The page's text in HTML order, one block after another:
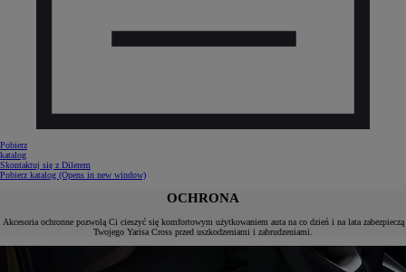
Pobierz
katalog
Skontaktuj się z Dilerem
Pobierz katalog (Opens in new window)
OCHRONA
Akcesoria ochronne pozwolą Ci cieszyć się komfortowym użytkowaniem auta na co dzień i na lata zabezpieczą
Twojego Yarisa Cross przed uszkodzeniami i zabrudzeniami.